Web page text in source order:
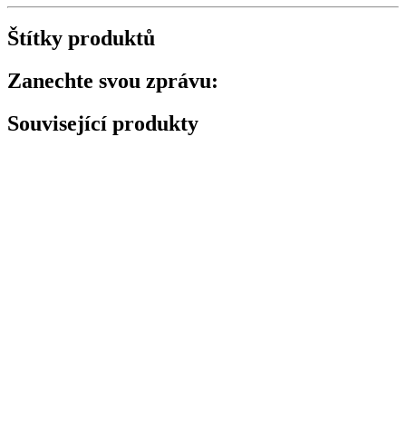
Štítky produktů
Zanechte svou zprávu:
Související produkty